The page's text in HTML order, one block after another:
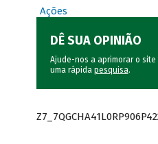
Ações
DÊ SUA OPINIÃO
Ajude-nos a aprimorar o site
uma rápida pesquisa.